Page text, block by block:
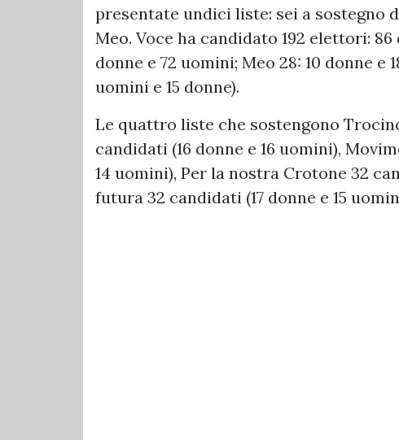
presentate undici liste: sei a sostegno
Meo. Voce ha candidato 192 elettori: 86
donne e 72 uomini; Meo 28: 10 donne e
uomini e 15 donne).
Le quattro liste che sostengono
candidati (16 donne e 16 uomini),
14 uomini), Per la nostra Crotone 32
futura 32 candidati (17 donne e 15